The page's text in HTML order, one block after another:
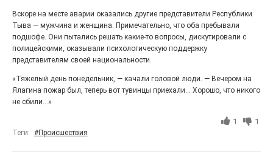
Радость в квадрате! На этой неделе электростальцев
дважды порадует проект «Районы-кварталы».
Вскоре на месте аварии оказались другие представители Республики
Тыва — мужчина и женщина. Примечательно, что оба пребывали
подшофе. Они пытались решать какие-то вопросы, дискутировали с
полицейскими, оказывали психологическую поддержку
представителям своей национальности.
«Тяжелый день понедельник, — качали головой люди. — Вечером на
Ялагина пожар был, теперь вот тувинцы приехали... Хорошо, что никого
не сбили...»
1 1
Теги: #Происшествия